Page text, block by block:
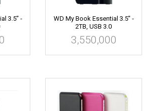
3.5” -
WD My Book Essential 3.5” -
2TB, USB 3.0
3,550,000